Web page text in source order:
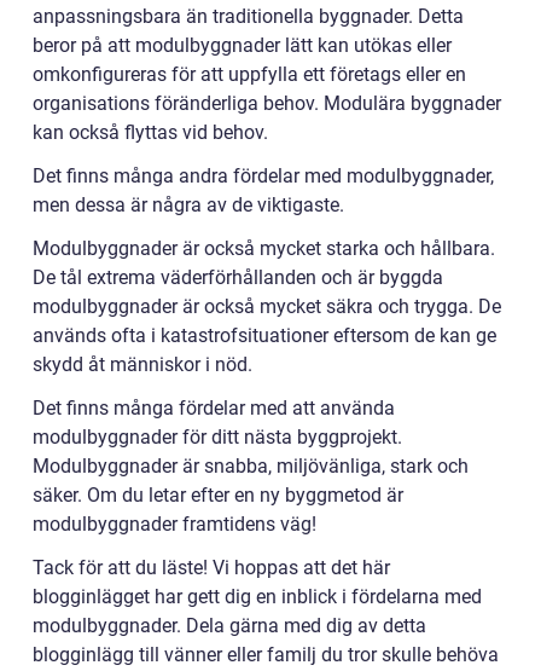
anpassningsbara än traditionella byggnader. Detta
beror på att modulbyggnader lätt kan utökas eller
omkonfigureras för att uppfylla ett företags eller en
organisations föränderliga behov. Modulära byggnader
kan också flyttas vid behov.
Det finns många andra fördelar med modulbyggnader,
men dessa är några av de viktigaste.
Modulbyggnader är också mycket starka och hållbara.
De tål extrema väderförhållanden och är byggda
modulbyggnader är också mycket säkra och trygga. De
används ofta i katastrofsituationer eftersom de kan ge
skydd åt människor i nöd.
Det finns många fördelar med att använda
modulbyggnader för ditt nästa byggprojekt.
Modulbyggnader är snabba, miljövänliga, stark och
säker. Om du letar efter en ny byggmetod är
modulbyggnader framtidens väg!
Tack för att du läste! Vi hoppas att det här
blogginlägget har gett dig en inblick i fördelarna med
modulbyggnader. Dela gärna med dig av detta
blogginlägg till vänner eller familj du tror skulle behöva